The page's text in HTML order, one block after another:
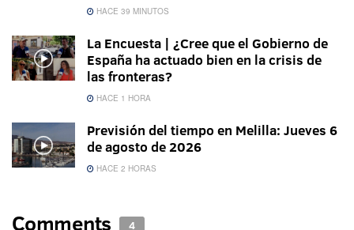
HACE 39 MINUTOS
La Encuesta | ¿Cree que el Gobierno de
España ha actuado bien en la crisis de
las fronteras?
HACE 1 HORA
Previsión del tiempo en Melilla: Jueves 6
de agosto de 2026
HACE 2 HORAS
Comments 4